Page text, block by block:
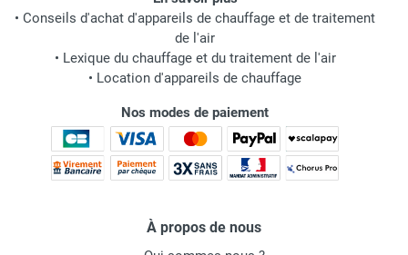
• Conseils d'achat d'appareils de chauffage et de traitement
de l'air
• Lexique du chauffage et du traitement de l'air
• Location d'appareils de chauffage
Nos modes de paiement
À propos de nous